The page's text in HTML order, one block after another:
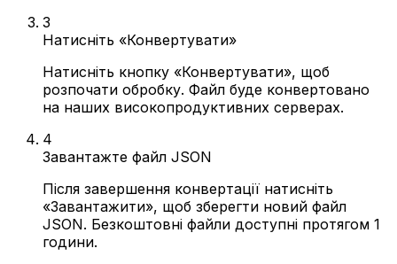
3
Натисніть «Конвертувати»
Натисніть кнопку «Конвертувати», щоб
розпочати обробку. Файл буде конвертовано
на наших високопродуктивних серверах.
4
Завантажте файл JSON
Після завершення конвертації натисніть
«Завантажити», щоб зберегти новий файл
JSON. Безкоштовні файли доступні протягом 1
години.